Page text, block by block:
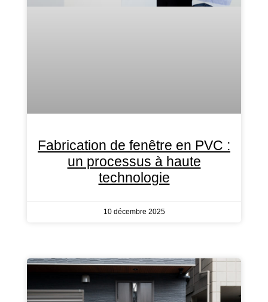
Fabrication de fenêtre en PVC :
un processus à haute
technologie
10 décembre 2025